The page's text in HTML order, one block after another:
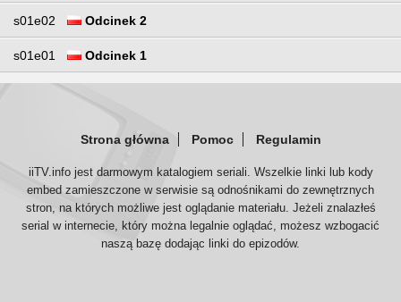
s01e02 Odcinek 2
s01e01 Odcinek 1
Strona główna Pomoc Regulamin
iiTV.info jest darmowym katalogiem seriali. Wszelkie linki lub kody
embed zamieszczone w serwisie są odnośnikami do zewnętrznych
stron, na których możliwe jest oglądanie materiału. Jeżeli znalazłeś
serial w internecie, który można legalnie oglądać, możesz wzbogacić
naszą bazę dodając linki do epizodów.